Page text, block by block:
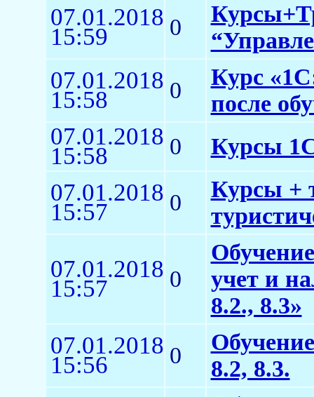
07.01.2018
15:59 0
07.01.2018
15:58 0
Курс
после
07.01.2018
15:58 0 Курсы
07.01.2018
15:57 0
Курсы +
07.01.2018
15:57 0
учет и
8.2., 8.3»
07.01.2018
15:56 0
8.2, 8.3.